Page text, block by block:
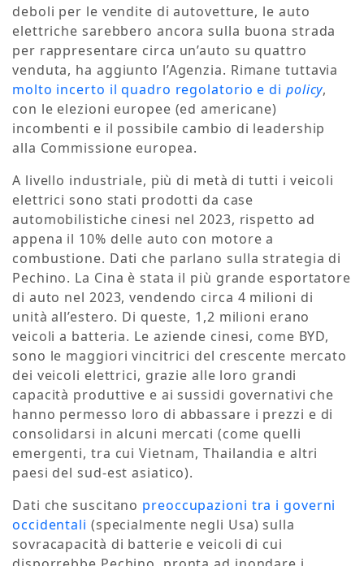
deboli per le vendite di autovetture, le auto
elettriche sarebbero ancora sulla buona strada
per rappresentare circa un’auto su quattro
venduta, ha aggiunto l’Agenzia. Rimane tuttavia
molto incerto il quadro regolatorio e di policy,
con le elezioni europee (ed americane)
incombenti e il possibile cambio di leadership
alla Commissione europea.
A livello industriale, più di metà di tutti i veicoli
elettrici sono stati prodotti da case
automobilistiche cinesi nel 2023, rispetto ad
appena il 10% delle auto con motore a
combustione. Dati che parlano sulla strategia di
Pechino. La Cina è stata il più grande esportatore
di auto nel 2023, vendendo circa 4 milioni di
unità all’estero. Di queste, 1,2 milioni erano
veicoli a batteria. Le aziende cinesi, come BYD,
sono le maggiori vincitrici del crescente mercato
dei veicoli elettrici, grazie alle loro grandi
capacità produttive e ai sussidi governativi che
hanno permesso loro di abbassare i prezzi e di
consolidarsi in alcuni mercati (come quelli
emergenti, tra cui Vietnam, Thailandia e altri
paesi del sud-est asiatico).
Dati che suscitano preoccupazioni tra i governi
occidentali (specialmente negli Usa) sulla
sovracapacità di batterie e veicoli di cui